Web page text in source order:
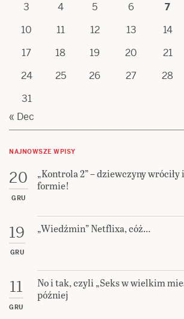
3
4 5 6 7
10
11 12 13 14
17
18 19 20 21
24
25 26 27 28
31
« Dec
NAJNOWSZE WPISY
20
GRU
„Kontrola 2” – dziewczyny wróciły
formie!
19
GRU
„Wiedźmin” Netflixa, cóż…
11
GRU
No i tak, czyli „Seks w wielkim
później